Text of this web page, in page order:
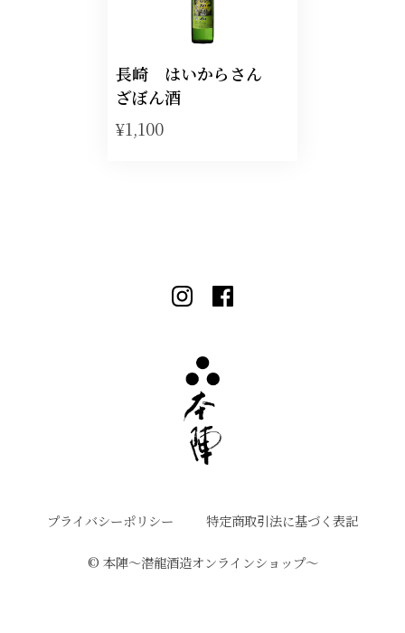
長崎 はいからさん
ざぼん酒
¥1,100
プライバシーポリシー 特定商取引法に基づく表記
©︎ 本陣〜潜龍酒造オンラインショップ〜